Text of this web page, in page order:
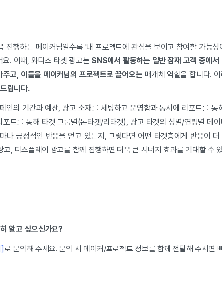
진행하는 메이커님일수록 '내 프로젝트에 관심을 보이고 참여할 가능
. 이때, 와디즈 타겟 광고는 SNS에서 활동하는 일반 잠재 고객 중에
고, 이들을 메이커님의 프로젝트로 끌어오는 매개체 역할을 합니다.
립니다.
인의 기간과 예산, 광고 소재를 세팅하고 운영함과 동시에 리포트를 통
포트를 통해 타겟 그룹별(논타겟/리타겟), 광고 타겟의 성별/연령별 데
나 긍정적인 반응을 얻고 있는지, 그렇다면 어떤 타겟층에게 반응이
고, 디스플레이 광고를 함께 집행하면 더욱 큰 시너지 효과를 기대할 수
알고 싶으신가요?
로 문의해 주세요. 문의 시 메이커/프로젝트 정보를 함께 전달해 주시면